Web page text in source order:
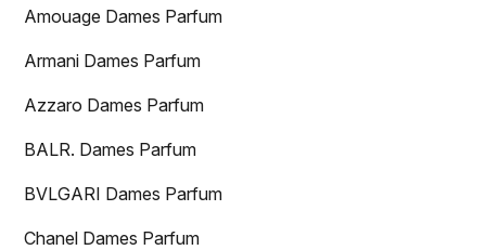
Amouage Dames Parfum
Armani Dames Parfum
Azzaro Dames Parfum
BALR. Dames Parfum
BVLGARI Dames Parfum
Chanel Dames Parfum